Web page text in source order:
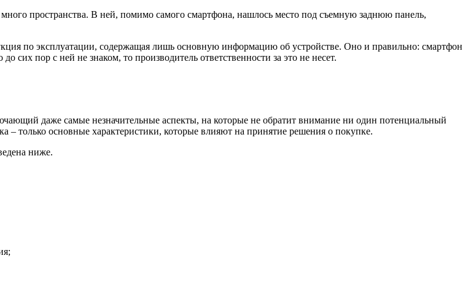
пространства. В ней, помимо самого смартфона, нашлось место под съемную заднюю панель,
по эксплуатации, содержащая лишь основную информацию об устройстве. Оно и правильно: смартфон
сих пор с ней не знаком, то производитель ответственности за это не несет.
даже самые незначительные аспекты, на которые не обратит внимание ни один потенциальный
– только основные характеристики, которые влияют на принятие решения о покупке.
ниже.